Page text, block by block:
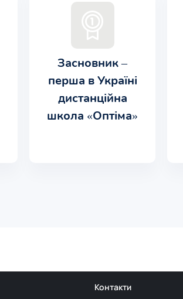
Засновник –
перша в Україні
дистанційна
школа «Оптіма»
Контакти